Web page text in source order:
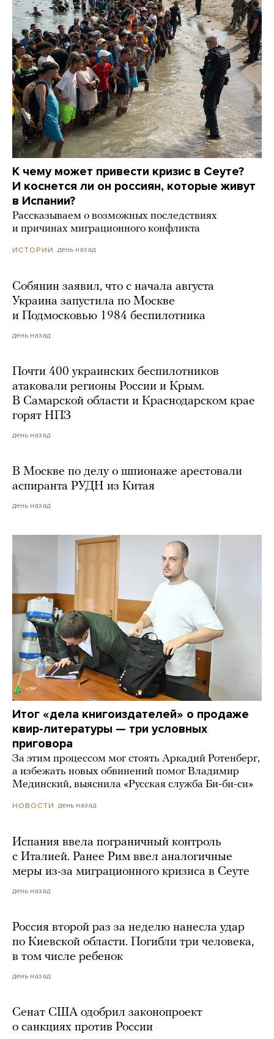
К чему может привести кризис в Сеуте?
И коснется ли он россиян, которые живут
в Испании?
Рассказываем о возможных последствиях
и причинах миграционного конфликта
ИСТОРИИ день назад
Собянин заявил, что с начала августа
Украина запустила по Москве
и Подмосковью 1984 беспилотника
день назад
Почти 400 украинских беспилотников
атаковали регионы России и Крым.
В Самарской области и Краснодарском крае
горят НПЗ
день назад
В Москве по делу о шпионаже арестовали
аспиранта РУДН из Китая
день назад
Итог «дела книгоиздателей» о продаже
квир-литературы — три условных
приговора
За этим процессом мог стоять Аркадий Ротенберг,
а избежать новых обвинений помог Владимир
Мединский, выяснила «Русская служба Би-би-си»
НОВОСТИ день назад
Испания ввела пограничный контроль
с Италией. Ранее Рим ввел аналогичные
меры из-за миграционного кризиса в Сеуте
день назад
Россия второй раз за неделю нанесла удар
по Киевской области. Погибли три человека,
в том числе ребенок
день назад
Сенат США одобрил законопроект
о санкциях против России